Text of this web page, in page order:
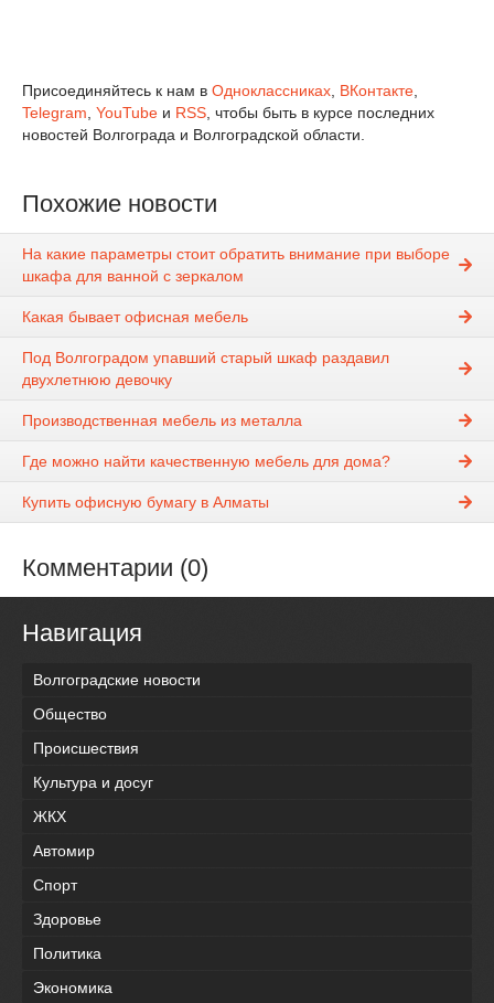
Присоединяйтесь к нам в Одноклассниках ВКонтакте
Telegram YouTube и RSS , чтобы быть в курсе последних
новостей Волгограда и Волгоградской области.
Похожие новости
На какие параметры стоит обратить внимание при выборе
шкафа для ванной с зеркалом
Какая бывает офисная мебель
Под Волгоградом упавший старый шкаф раздавил
двухлетнюю девочку
Производственная мебель из металла
Где можно найти качественную мебель для дома?
Купить офисную бумагу в Алматы
Комментарии (0)
Навигация
Волгоградские новости
Общество
Происшествия
Культура и досуг
ЖКХ
Автомир
Спорт
Здоровье
Политика
Экономика